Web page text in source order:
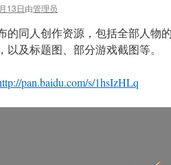
13日由管理员
的同人创作资源，包括全部人物
以及标题图、部分游戏截图等。
pan.baidu.com/s/1hsIzHLq